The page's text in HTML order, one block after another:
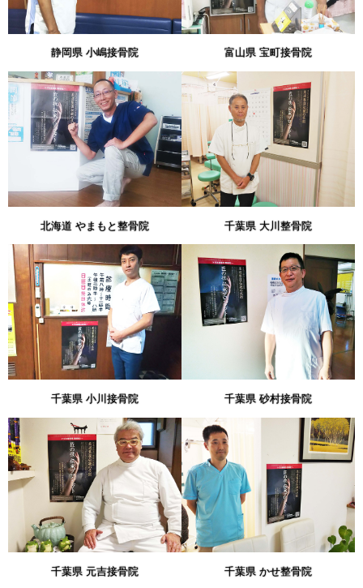
静岡県 小嶋接骨院 富山県 宝町接骨院
北海道 やまもと整骨院 千葉県 大川整骨院
千葉県 小川接骨院 千葉県 砂村接骨院
千葉県 元吉接骨院 千葉県 かせ整骨院